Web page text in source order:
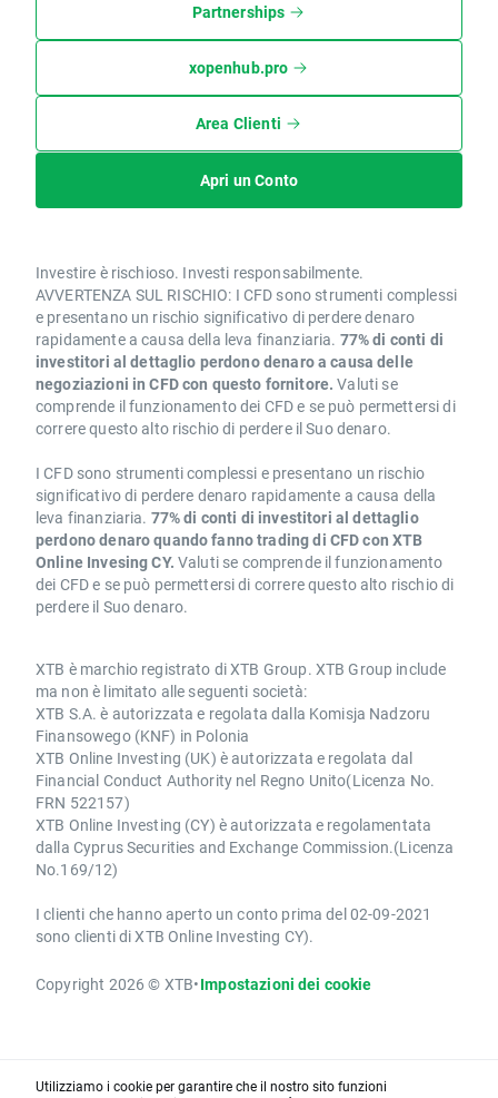
Partnerships
xopenhub.pro
Area Clienti
Apri un Conto
Investire è rischioso. Investi responsabilmente.
AVVERTENZA SUL RISCHIO: I CFD sono strumenti complessi
e presentano un rischio significativo di perdere denaro
rapidamente a causa della leva finanziaria. 77% di conti di
investitori al dettaglio perdono denaro a causa delle
negoziazioni in CFD con questo fornitore. Valuti se
comprende il funzionamento dei CFD e se può permettersi di
correre questo alto rischio di perdere il Suo denaro.
I CFD sono strumenti complessi e presentano un rischio
significativo di perdere denaro rapidamente a causa della
leva finanziaria. 77% di conti di investitori al dettaglio
perdono denaro quando fanno trading di CFD con XTB
Online Invesing CY. Valuti se comprende il funzionamento
dei CFD e se può permettersi di correre questo alto rischio di
perdere il Suo denaro.
XTB è marchio registrato di XTB Group. XTB Group include
ma non è limitato alle seguenti società:
XTB S.A. è autorizzata e regolata dalla Komisja Nadzoru
Finansowego (KNF) in Polonia
XTB Online Investing (UK) è autorizzata e regolata dal
Financial Conduct Authority nel Regno Unito(Licenza No.
FRN 522157)
XTB Online Investing (CY) è autorizzata e regolamentata
dalla Cyprus Securities and Exchange Commission.(Licenza
No.169/12)
I clienti che hanno aperto un conto prima del 02-09-2021
sono clienti di XTB Online Investing CY).
Copyright 2026 © XTB•Impostazioni dei cookie
Utilizziamo i cookie per garantire che il nostro sito funzioni